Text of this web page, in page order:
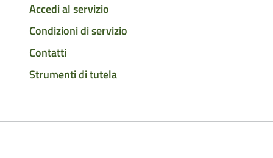
Accedi al servizio
Condizioni di servizio
Contatti
Strumenti di tutela